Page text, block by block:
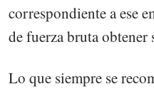
correspondiente a ese
de fuerza bruta obtener
Lo que siempre se